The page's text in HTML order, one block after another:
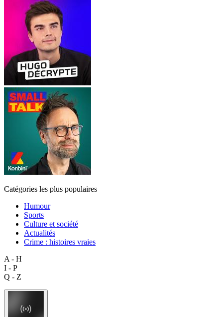
Catégories les plus populaires
Humour
Sports
Culture et société
Actualités
Crime : histoires vraies
A - H
I - P
Q - Z